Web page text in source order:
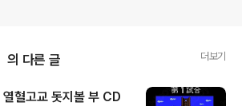
의 다른 글 더보기
혈고교 돗지볼 부 CD